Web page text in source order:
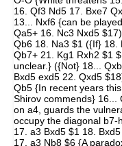
16. Qf3 Nd5 17. Bxe7
13... Nxf6 {can be
Qa5+ 16. Nc3 Nxd5
Qb6 18. Na3 $1 ({If} 18.
Qb7+ 21. Kg1 Rxh2 $1
unclear.} ({Not} 18...
Bxd5 exd5 22. Qxd5
Qb5 {In recent years
Shirov commends} 16...
on a4, guards the
occupy the diagonal
17. a3 Bxd5 $1 18.
17. a3 Nb8 $6 {A